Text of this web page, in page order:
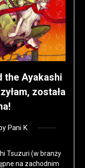
the Ayakashi
została
Pani K
Tsuzuri (w branży
na zachodnim